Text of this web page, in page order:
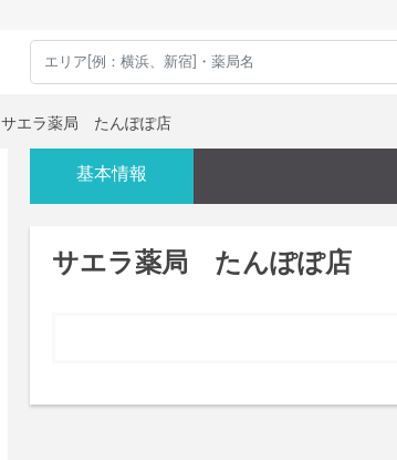
サエラ薬局 たんぽぽ店
基本情報
サエラ薬局 たんぽぽ店